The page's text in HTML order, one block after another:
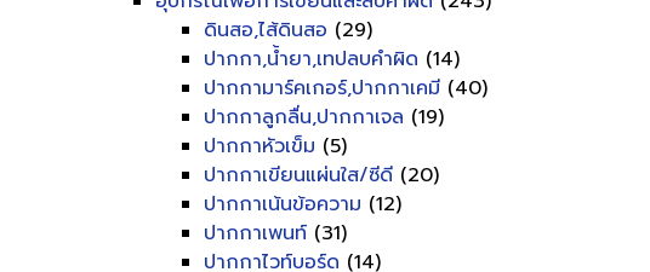
ดินสอ,ไส้ดินสอ (29)
ปากกา,น้ำยา,เทปลบคำผิด (14)
ปากกามาร์คเกอร์,ปากกาเคมี (40)
ปากกาลูกลื่น,ปากกาเจล (19)
ปากกาหัวเข็ม (5)
ปากกาเขียนแผ่นใส/ซีดี (20)
ปากกาเน้นข้อความ (12)
ปากกาเพนท์ (31)
ปากกาไวท์บอร์ด (14)